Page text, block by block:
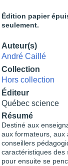
Édition papier
seulement.
Auteur(s)
André Caillé
Collection
Hors collection
Éditeur
Québec science
Résumé
Destiné aux
aux formateurs, aux
conseillers
caractéristiques des
pour ensuite se